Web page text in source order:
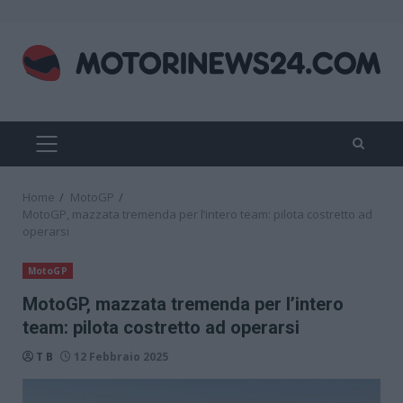
content
PRIMARY
MENU
Home
MotoGP
MotoGP, mazzata tremenda per l’intero team: pilota costretto ad
operarsi
MotoGP
MotoGP, mazzata tremenda per l’intero
team: pilota costretto ad operarsi
T B 12 Febbraio 2025